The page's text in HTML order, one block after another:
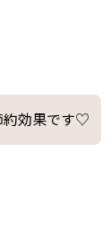
約効果です♡